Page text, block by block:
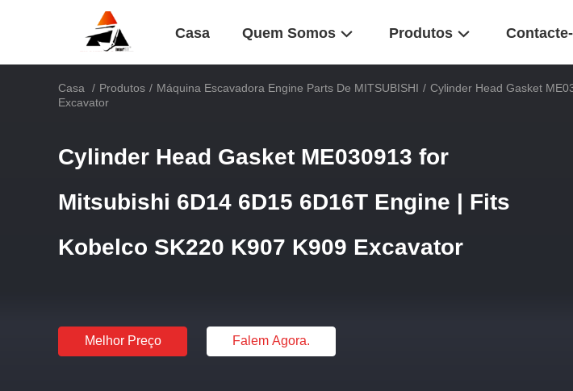
Casa Quem Somos Produtos
Casa / Produtos / Máquina Escavadora Engine Parts De MITSUBISHI / Cylinder Head Gasket
Excavator
Cylinder Head Gasket ME030913 for
Mitsubishi 6D14 6D15 6D16T Engine | Fits
Kobelco SK220 K907 K909 Excavator
Melhor Preço Falem Agora.